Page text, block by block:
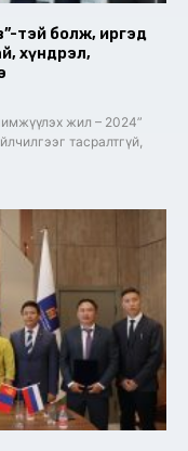
тэй болж, иргэд
хүндрэл,
жил – 2024”
тасралтгүй,